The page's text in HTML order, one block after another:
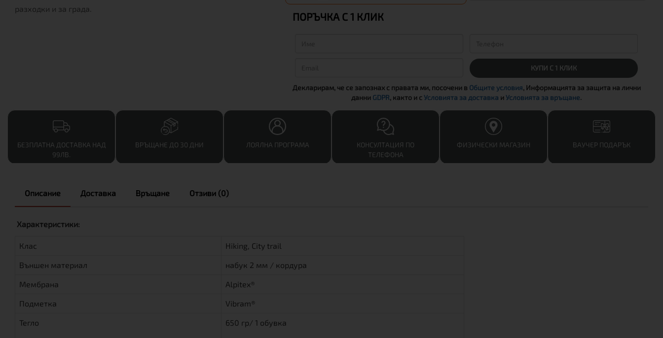
разходки и за града.
ПОРЪЧКА С 1 КЛИК
КУПИ С 1 КЛИК
Декларирам, че се запознах с правата ми, посочени в Общите условия, Информацията за защита на лични
данни GDPR, както и сУсловията за доставка иУсловията за връщане.
БЕЗПЛАТНА ДОСТАВКА НАД
99ЛВ.
ВРЪЩАНЕ ДО 30 ДНИ ЛОЯЛНА ПРОГРАМА
КОНСУЛТАЦИЯ ПО
ТЕЛЕФОНА
ФИЗИЧЕСКИ МАГАЗИН ВАУЧЕР ПОДАРЪК
Описание Доставка Връщане Отзиви (0)
Характеристики:
Клас Hiking, City trail
Външен материал набук 2 мм / кордура
Мембрана Alpitex®
Подметка Vibram®
Тегло 650 гр/ 1 обувка